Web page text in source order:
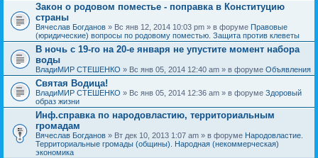
Закон о родовом поместье - поправка в Конституцию
страны
Вячеслав Богданов » Вс янв 12, 2014 10:03 pm » в форуме Правовые
(юридические) вопросы по родовому поместью. Защита против клеветы
В ночь с 19-го на 20-е января не упустите момент набора
воды
ВладиМИР СТЕШЕНКО » Вс янв 05, 2014 12:40 am » в форуме Объявления
Святая Водица!
ВладиМИР СТЕШЕНКО » Вс янв 05, 2014 12:36 am » в форуме Здоровый
образ жизни
Инф.справка по народовластию, территориальным
громадам
Вячеслав Богданов » Вт дек 10, 2013 1:07 am » в форуме Народовластие.
Территориальные громады (общины). Народная (некоммерческая)
экономика